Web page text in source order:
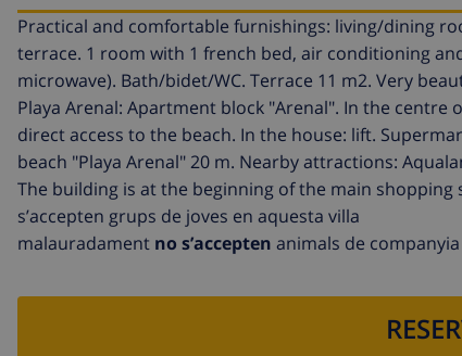
Practical and comfortable furnishings: living/dining
terrace. 1 room with 1 french bed, air conditioning
microwave). Bath/bidet/WC. Terrace 11 m2. Very
Playa Arenal: Apartment block "Arenal". In the
direct access to the beach. In the house: lift.
beach "Playa Arenal" 20 m. Nearby attractions:
The building is at the beginning of the main shopping
s’accepten grups de joves en aquesta villa
malauradament no s’accepten animals de